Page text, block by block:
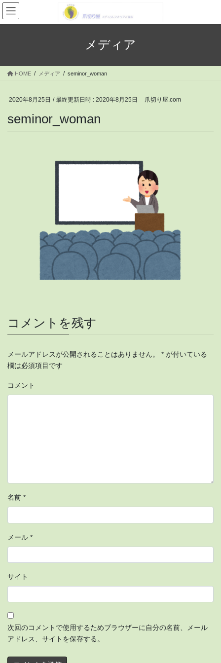
コ
ン
テ
ス
ナ
ビ
ゲ
ン
メディア
HOME メディア seminor_woman
2020年8月25日 / 最終更新日時 : 2020年8月25日 爪切り屋.com
seminor_woman
コメントを残す
メールアドレスが公開されることはありません。 * が付いている
欄は必須項目です
コメント
名前 *
メール *
サイト
次回のコメントで使用するためブラウザーに自分の名前、メール
アドレス、サイトを保存する。